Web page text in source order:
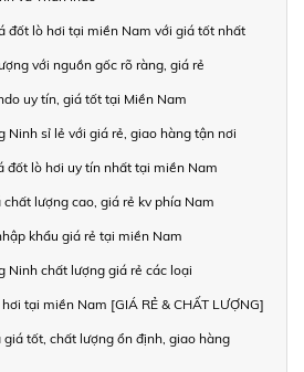
đốt lò hơi tại miền Nam với giá tốt nhất
với nguồn gốc rõ ràng, giá rẻ
uy tín, giá tốt tại Miền Nam
Ninh sỉ lẻ với giá rẻ, giao hàng tận nơi
đốt lò hơi uy tín nhất tại miền Nam
lượng cao, giá rẻ kv phía Nam
khẩu giá rẻ tại miền Nam
Ninh chất lượng giá rẻ các loại
tại miền Nam [GIÁ RẺ & CHẤT LƯỢNG]
tốt, chất lượng ổn định, giao hàng